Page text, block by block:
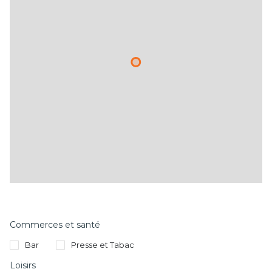
Commerces et santé
Bar Presse et Tabac
Loisirs